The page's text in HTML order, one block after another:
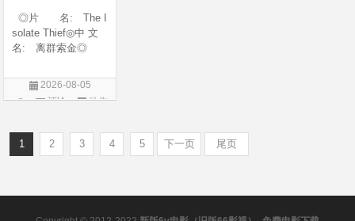
◎片 名: The I
solate Thief◎中 文
名: 离群索金◎
产 地: 美国◎
类 别: 西部◎
10(美国)◎IMDb评分
2026-08-05
评论
动作
1 2 3 4 5 下一页 尾页